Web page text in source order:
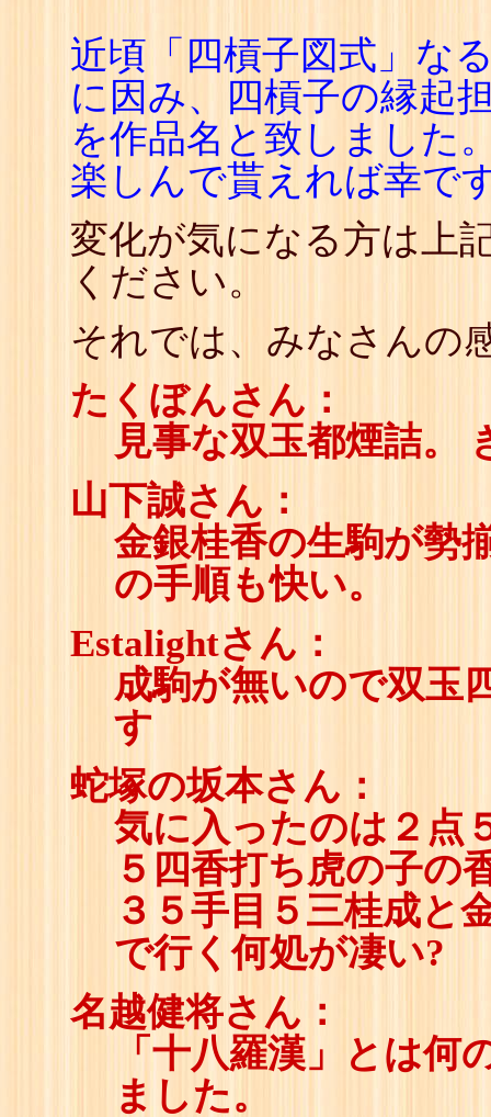
近頃「四槓子図式」な
に因み、四槓子の縁起
を作品名と致しました
楽しんで貰えれば幸で
変化が気になる方は上
ください。
それでは、みなさんの
たくぼんさん：
見事な双玉都煙詰。
山下誠さん：
金銀桂香の生駒が勢
の手順も快い。
Estalightさん：
成駒が無いので双玉
す
蛇塚の坂本さん：
気に入ったのは２点
５四香打ち虎の子の
３５手目５三桂成と
で行く何処が凄い?
名越健将さん：
「十八羅漢」とは
ました。